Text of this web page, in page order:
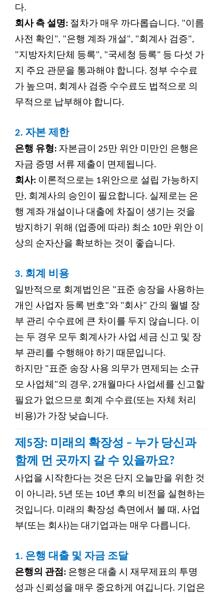
다.
회사 측 설명: 절차가 매우 까다롭습니다. "이름
사전 확인", "은행 계좌 개설", "회계사 검증",
"지방자치단체 등록", "국세청 등록" 등 다섯 가
지 주요 관문을 통과해야 합니다. 정부 수수료
가 높으며, 회계사 검증 수수료도 법적으로 의
무적으로 납부해야 합니다.
2. 자본 제한
은행 유형: 자본금이 25만 위안 미만인 은행은
자금 증명 서류 제출이 면제됩니다.
회사: 이론적으로는 1위안으로 설립 가능하지
만, 회계사의 승인이 필요합니다. 실제로는 은
행 계좌 개설이나 대출에 차질이 생기는 것을
방지하기 위해 (업종에 따라) 최소 10만 위안 이
상의 순자산을 확보하는 것이 좋습니다.
3. 회계 비용
일반적으로 회계법인은 "표준 송장을 사용하는
개인 사업자 등록 번호"와 "회사" 간의 월별 장
부 관리 수수료에 큰 차이를 두지 않습니다. 이
는 두 경우 모두 회계사가 사업 세금 신고 및 장
부 관리를 수행해야 하기 때문입니다.
하지만 "표준 송장 사용 의무가 면제되는 소규
모 사업체"의 경우, 2개월마다 사업세를 신고할
필요가 없으므로 회계 수수료(또는 자체 처리
비용)가 가장 낮습니다.
제5장: 미래의 확장성 – 누가 당신과
함께 먼 곳까지 갈 수 있을까요?
사업을 시작한다는 것은 단지 오늘만을 위한 것
이 아니라, 5년 또는 10년 후의 비전을 실현하는
것입니다. 미래의 확장성 측면에서 볼 때, 사업
부(또는 회사)는 대기업과는 매우 다릅니다.
1. 은행 대출 및 자금 조달
은행의 관점: 은행은 대출 시 재무제표의 투명
성과 신뢰성을 매우 중요하게 여깁니다. 기업은